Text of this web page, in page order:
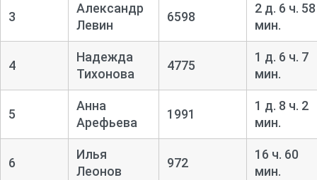
3
Александр
Левин
6598
2 д. 6 ч. 58
мин.
4
Надежда
Тихонова
4775
1 д. 6 ч. 7
мин.
5
Анна
Арефьева
1991
1 д. 8 ч. 2
мин.
6
Илья
Леонов
972
16 ч. 60
мин.